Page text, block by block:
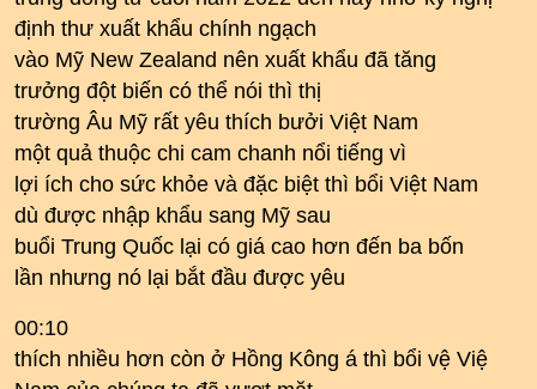
định thư xuất khẩu chính ngạch
vào Mỹ New Zealand nên xuất khẩu đã tăng
trưởng đột biến có thể nói thì thị
trường Âu Mỹ rất yêu thích bưởi Việt Nam
một quả thuộc chi cam chanh nổi tiếng vì
lợi ích cho sức khỏe và đặc biệt thì bổi Việt Nam
dù được nhập khẩu sang Mỹ sau
buổi Trung Quốc lại có giá cao hơn đến ba bốn
lần nhưng nó lại bắt đầu được yêu
00:10
thích nhiều hơn còn ở Hồng Kông á thì bổi vệ Việ